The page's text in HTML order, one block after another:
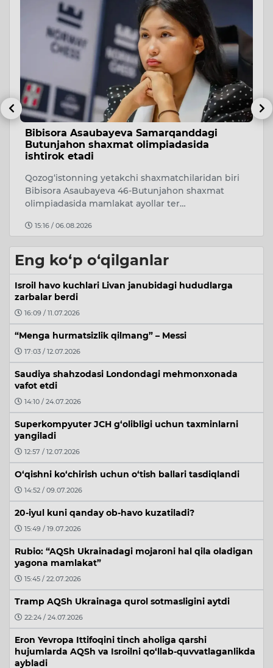
Bibisora Asaubayeva Samarqanddagi
Butunjahon shaxmat olimpiadasida
ishtirok etadi
Qozog‘istonning yetakchi shaxmatchilaridan biri
Bibisora Asaubayeva 46-Butunjahon shaxmat
olimpiadasida mamlakat ayollar ter…
15:16 / 06.08.2026
Eng ko‘p o‘qilganlar
Isroil havo kuchlari Livan janubidagi hududlarga
zarbalar berdi
16:09 / 11.07.2026
“Menga hurmatsizlik qilmang” – Messi
17:03 / 12.07.2026
Saudiya shahzodasi Londondagi mehmonxonada
vafot etdi
14:10 / 24.07.2026
Superkompyuter JCH g‘olibligi uchun taxminlarni
yangiladi
12:57 / 12.07.2026
O‘qishni ko‘chirish uchun o‘tish ballari tasdiqlandi
14:52 / 09.07.2026
20-iyul kuni qanday ob-havo kuzatiladi?
15:49 / 19.07.2026
Rubio: “AQSh Ukrainadagi mojaroni hal qila oladigan
yagona mamlakat”
15:45 / 22.07.2026
Tramp AQSh Ukrainaga qurol sotmasligini aytdi
22:24 / 24.07.2026
Eron Yevropa Ittifoqini tinch aholiga qarshi
hujumlarda AQSh va Isroilni qo‘llab-quvvatlaganlikda
aybladi